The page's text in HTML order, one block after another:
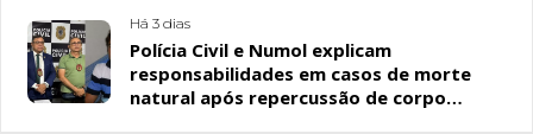
Há 3 dias
Polícia Civil e Numol explicam
responsabilidades em casos de morte
natural após repercussão de corpo